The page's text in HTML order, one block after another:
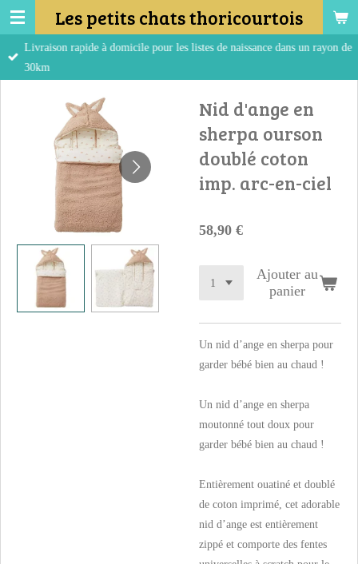
Passer
au
contenu
Les petits chats thoricourtois
Livraison rapide à domicile pour les listes de naissance dans un rayon de
30km
Nid d'ange en
sherpa ourson
doublé coton
imp. arc-en-ciel
58,90 €
Ajouter au
panier
Un nid d’ange en sherpa pour
garder bébé bien au chaud !
Un nid d’ange en sherpa
moutonné tout doux pour
garder bébé bien au chaud !
Entièrement ouatiné et doublé
de coton imprimé, cet adorable
nid d’ange est entièrement
zippé et comporte des fentes